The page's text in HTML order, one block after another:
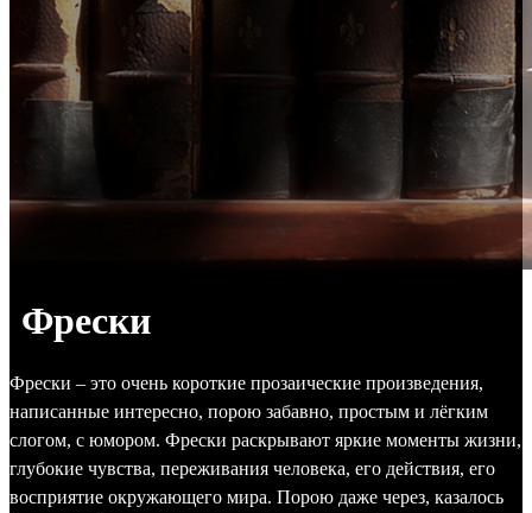
Фрески
Фрески – это очень короткие прозаические произведения,
написанные интересно, порою забавно, простым и лёгким
слогом, с юмором. Фрески раскрывают яркие моменты жизни,
глубокие чувства, переживания человека, его действия, его
восприятие окружающего мира. Порою даже через, казалось